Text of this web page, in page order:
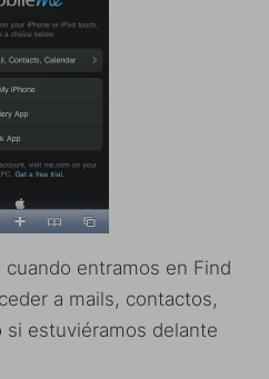
entramos en Find
a mails, contactos,
estuviéramos delante